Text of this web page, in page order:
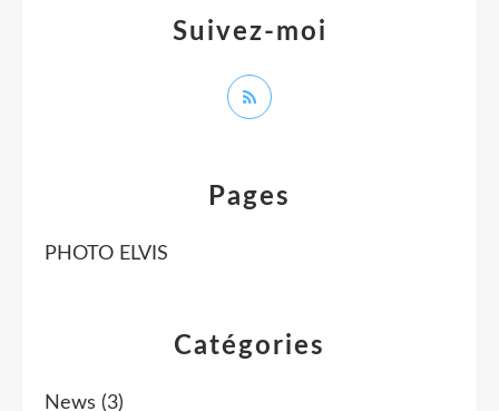
Catégories
News (3)
Pages
PHOTO ELVIS
Suivez-moi